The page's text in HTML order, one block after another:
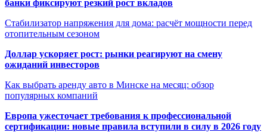
банки фиксируют резкий рост вкладов
Стабилизатор напряжения для дома: расчёт мощности перед
отопительным сезоном
Доллар ускоряет рост: рынки реагируют на смену
ожиданий инвесторов
Как выбрать аренду авто в Минске на месяц: обзор
популярных компаний
Европа ужесточает требования к профессиональной
сертификации: новые правила вступили в силу в 2026 году